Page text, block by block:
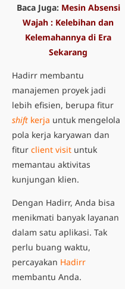
Baca Juga: Mesin Absensi
Wajah : Kelebihan dan
Kelemahannya di Era
Sekarang
Hadirr membantu
manajemen proyek jadi
lebih efisien, berupa fitur
shift kerja untuk mengelola
pola kerja karyawan dan
fitur client visit untuk
memantau aktivitas
kunjungan klien.
Dengan Hadirr, Anda bisa
menikmati banyak layanan
dalam satu aplikasi. Tak
perlu buang waktu,
percayakan Hadirr
membantu Anda.